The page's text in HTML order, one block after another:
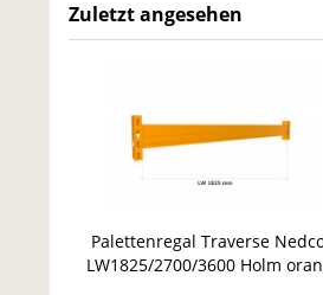
Zuletzt angesehen
Palettenregal Traverse
LW1825/2700/3600 Holm